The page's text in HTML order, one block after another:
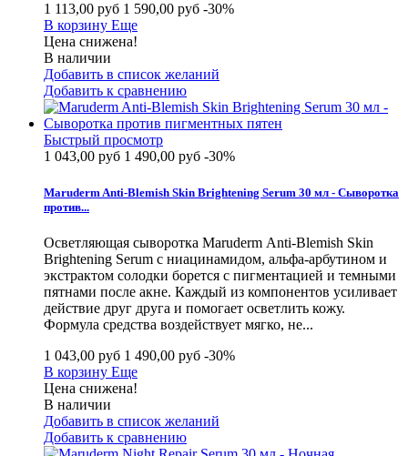
1 113,00 руб 1 590,00 руб -30%
В корзину Еще
Цена снижена!
В наличии
Добавить в список желаний
Добавить к сравнению
Быстрый просмотр
1 043,00 руб 1 490,00 руб -30%
Maruderm Anti-Blemish Skin Brightening Serum 30 мл - Сыворотка
против...
Осветляющая сыворотка Maruderm Anti-Blemish Skin
Brightening Serum с ниацинамидом, альфа-арбутином и
экстрактом солодки борется с пигментацией и темными
пятнами после акне. Каждый из компонентов усиливает
действие друг друга и помогает осветлить кожу.
Формула средства воздействует мягко, не...
1 043,00 руб 1 490,00 руб -30%
В корзину Еще
Цена снижена!
В наличии
Добавить в список желаний
Добавить к сравнению